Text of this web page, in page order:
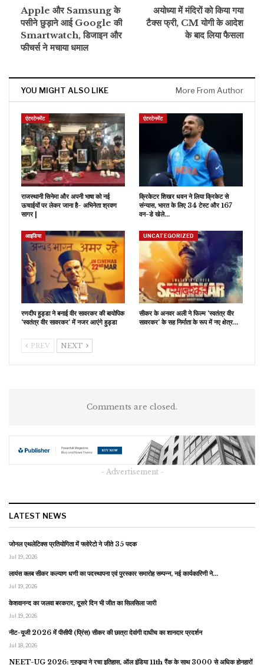
Apple और Samsung के
पसीने छुड़ाने आई Google की
Smartwatch, डिजाइन और
फीचर्स ने मचाया धमाल
अयोध्या में मंदिरों को किया गया
टैक्स फ्री, CM योगी के आदेश
के बाद लिया फैसला
YOU MIGHT ALSO LIKE More From Author
एंटरटेनमेंट
राजस्थानी सिनेमा और अपनी भाषा को नई
ऊचाईयों पर लेकर जाना है- अभिनेता श्रवण
सागर |
एंटरटेनमेंट
क्रिकेटर शिखर धवन ने लिया क्रिकेट से
संन्यास, भारत के लिए 34 टेस्ट और 167
वन-डे खेले…
आइडिया
रणदीप हुड्डा ने बनाई वीर सावरकर की बायोपिक
‘स्वतंत्र वीर सावरकर‘ में नजर आएंगे हुड्डा
UNCATEGORIZED
सीकर के अनवर अली ने फिल्म ‘स्वतंत्र वीर
सावरकर‘ के सह निर्माता के रूप में नए क्षेत्र…
PREV NEXT
Comments are closed.
- Advertisement -
LATEST NEWS
जोनल एथलेटिक्स प्रतियोगिता में फ्लोरेटो ने जीते 35 पदक
Jul 19, 2026
लायंस क्लब सीकर कल्याण धणी का पदस्थापना एवं पुरस्कार समारोह सम्पन्न, नई कार्यकारिणी ने…
Jul 19, 2026
केशवानन्द का जलवा बरकरार, दूसरे दिन भी जीत का सिलसिला जारी
Jul 19, 2026
नीट-यूजी 2026 में पीसीपी (प्रिंस) सीकर की छात्रा देवांगी दाधीच का शानदार प्रदर्शन
Jul 18, 2026
NEET-UG 2026: गुरुकृपा ने रचा इतिहास, ऑल इंडिया 11th रैंक के साथ 3000 से अधिक होनहारों